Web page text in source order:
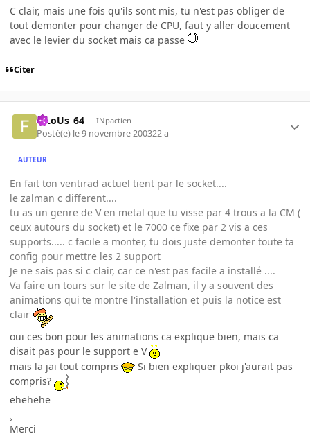
C clair, mais une fois qu'ils sont mis, tu n'est pas obliger de
tout demonter pour changer de CPU, faut y aller doucement
avec le levier du socket mais ca passe
Citer
FiLoUs_64 INpactien
Posté(e) le 9 novembre 200322 a
AUTEUR
En fait ton ventirad actuel tient par le socket....
le zalman c different....
tu as un genre de V en metal que tu visse par 4 trous a la CM (
ceux autours du socket) et le 7000 ce fixe par 2 vis a ces
supports..... c facile a monter, tu dois juste demonter toute ta
config pour mettre les 2 support
Je ne sais pas si c clair, car ce n'est pas facile a installé ....
Va faire un tours sur le site de Zalman, il y a souvent des
animations qui te montre l'installation et puis la notice est
clair
oui ces bon pour les animations ca explique bien, mais ca
disait pas pour le support e V
mais la jai tout compris
Si bien expliquer pkoi j'aurait pas
compris?
ehehehe
Merci